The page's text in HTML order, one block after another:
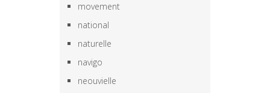
movement
national
naturelle
navigo
neouvielle